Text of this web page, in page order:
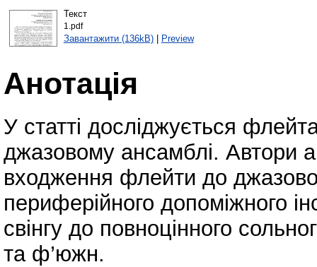
Текст
1.pdf
Завантажити (136kB)| Preview
Анотація
У статті досліджується
джазовому ансамблі. Автори
входження флейти до
периферійного допоміжного
свінгу до повноцінного
та ф’южн.